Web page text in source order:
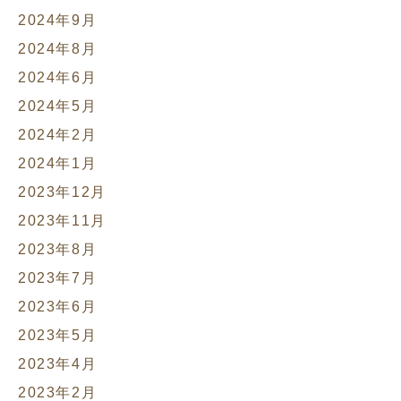
2024年9月
2024年8月
2024年6月
2024年5月
2024年2月
2024年1月
2023年12月
2023年11月
2023年8月
2023年7月
2023年6月
2023年5月
2023年4月
2023年2月